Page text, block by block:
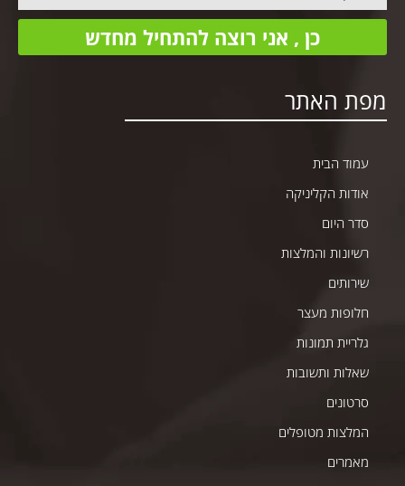
כן , אני רוצה להתחיל מחדש
מפת האתר
עמוד הבית
אודות הקליניקה
סדר היום
רשיונות והמלצות
שירותים
חלופות מעצר
גלריית תמונות
שאלות ותשובות
סרטונים
המלצות מטופלים
מאמרים